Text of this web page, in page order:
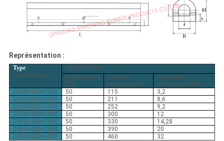
Représentation :
Type
(millimètres)
Spécifications
Débattement
(%)
Force de
réaction (KN)
Absorption
d'énergie (KN-M)
D150×150×1000
50 115
3,2
D200×200×1000
50 211
8,6
D250×250×1000
50 252
9,2
D300×300×1000
50 300
12
D300×360×1000
50 330
14,28
D400×400×1000
50 390
20
D500×500×1000
50 460 32